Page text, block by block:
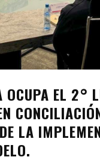
OCUPA EL 2°
LA